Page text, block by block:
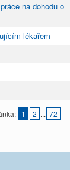
na dohodu o
lékařem
1 2 ... 72